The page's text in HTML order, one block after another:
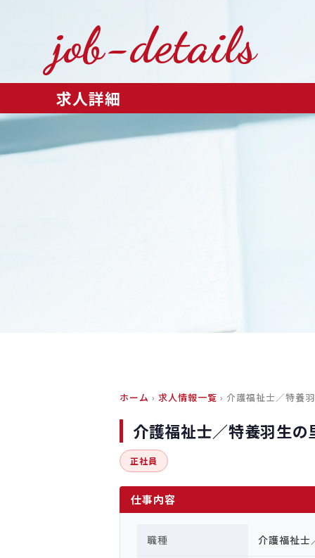
job-details
求人詳細
ホーム › 求人情報一覧 › 介護福祉士／特養
介護福祉士／特養羽生
正社員
仕事内容
職種 介護福祉士